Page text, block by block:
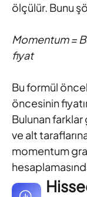
ölçülür. Bunu
Momentum =
fiyat
Bu formül
öncesinin
Bulunan farklar
ve alt
momentum